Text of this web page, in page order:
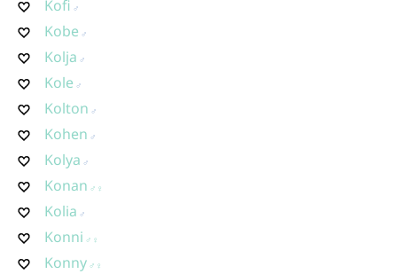
Kofi
Kobe
Kolja
Kole
Kolton
Kohen
Kolya
Konan
Kolia
Konni
Konny